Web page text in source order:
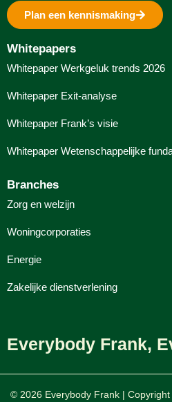
Plan een kennismaking
Whitepapers
Whitepaper Werkgeluk trends 2026
Whitepaper Exit-analyse
Whitepaper Frank’s visie
Whitepaper Wetenschappelijke
Branches
Zorg en welzijn
Woningcorporaties
Energie
Zakelijke dienstverlening
Everybody Frank,
© 2026 Everybody Frank | Copyright